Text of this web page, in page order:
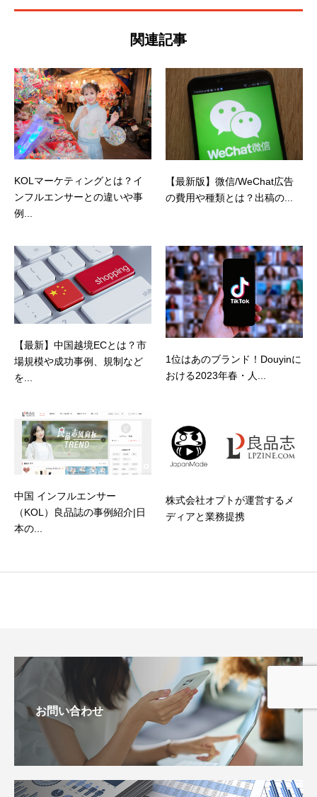
関連記事
KOLマーケティングとは？イ
ンフルエンサーとの違いや事
例...
【最新版】微信/WeChat広告
の費用や種類とは？出稿の...
【最新】中国越境ECとは？市
場規模や成功事例、規制など
を...
1位はあのブランド！Douyinに
おける2023年春・人...
中国 インフルエンサー
（KOL）良品誌の事例紹介|日
本の...
株式会社オプトが運営するメ
ディアと業務提携
お問い合わせ
お問い合わせ お役立ち資料